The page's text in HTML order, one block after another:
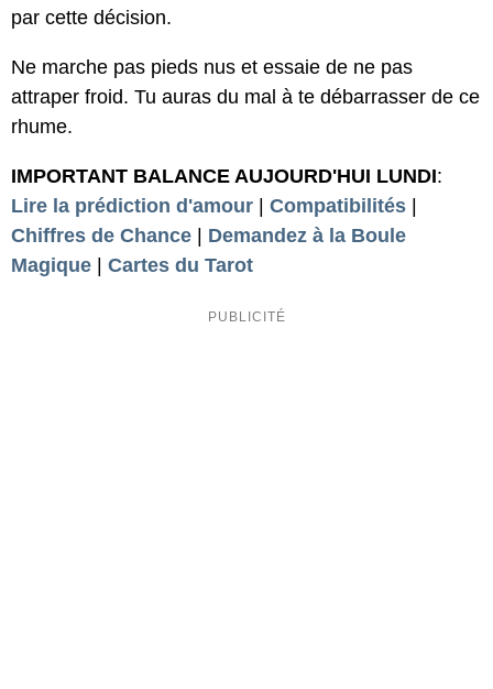
par cette décision.
Ne marche pas pieds nus et essaie de ne pas
attraper froid. Tu auras du mal à te débarrasser de ce
rhume.
IMPORTANT BALANCE AUJOURD'HUI LUNDI:
Lire la prédiction d'amour | Compatibilités |
Chiffres de Chance | Demandez à la Boule
Magique | Cartes du Tarot